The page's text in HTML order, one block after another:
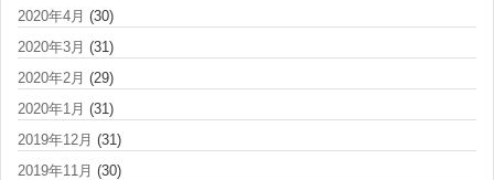
2020年4月 (30)
2020年3月 (31)
2020年2月 (29)
2020年1月 (31)
2019年12月 (31)
2019年11月 (30)